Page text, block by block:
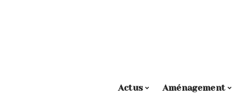
Actus Aménagement